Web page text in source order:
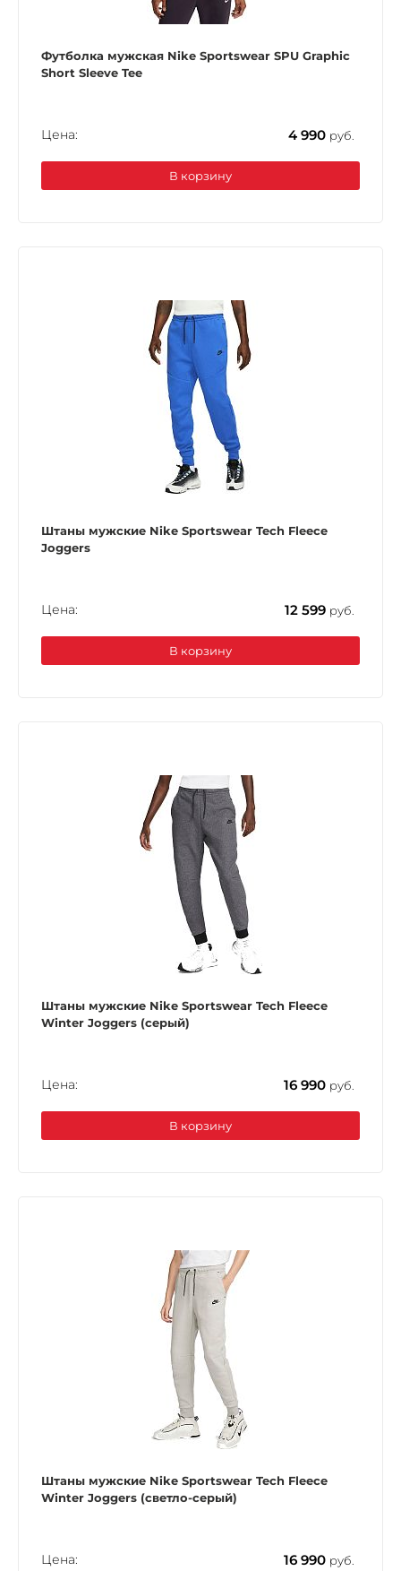
Футболка мужская Nike Sportswear SPU Graphic
Short Sleeve Tee
Цена: 4 990 руб.
В корзину
Штаны мужские Nike Sportswear Tech Fleece
Joggers
Цена: 12 599 руб.
В корзину
Штаны мужские Nike Sportswear Tech Fleece
Winter Joggers (серый)
Цена: 16 990 руб.
В корзину
Штаны мужские Nike Sportswear Tech Fleece
Winter Joggers (светло-серый)
Цена: 16 990 руб.